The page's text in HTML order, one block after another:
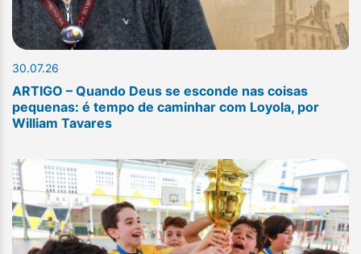
30.07.26
ARTIGO – Quando Deus se esconde nas coisas
pequenas: é tempo de caminhar com Loyola, por
William Tavares